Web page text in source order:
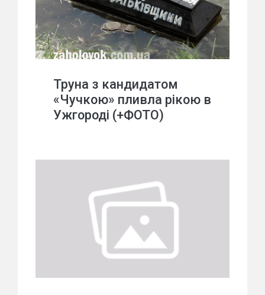
Труна з кандидатом
«Чучкою» пливла рікою в
Ужгороді (+ФОТО)